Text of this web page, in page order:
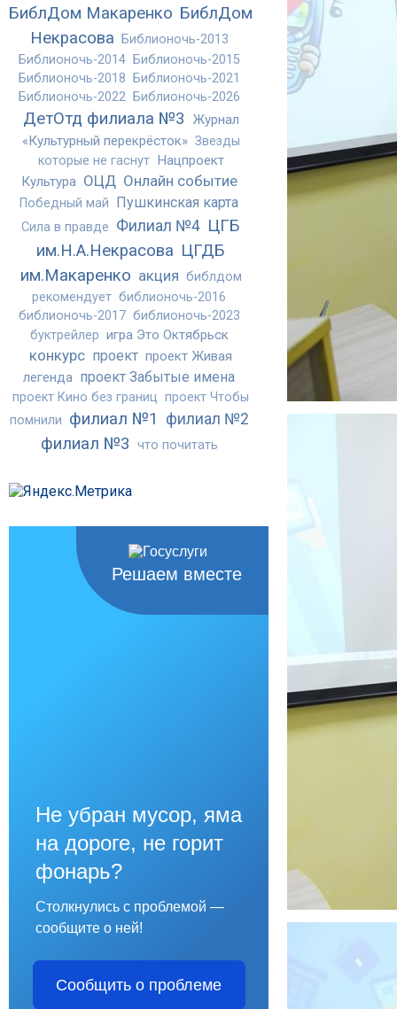
БиблДом Макаренко БиблДом
Некрасова
Библионочь-2013
Библионочь-2014
Библионочь-2015
Библионочь-2018
Библионочь-2021
Библионочь-2022
Библионочь-2026
ДетОтд филиала №3
Журнал
«Культурный перекрёсток» Звезды
которые не гаснут Нацпроект
Культура ОЦД Онлайн событие
Победный май Пушкинская карта
Сила в правде Филиал №4 ЦГБ
им.Н.А.Некрасова ЦГДБ
им.Макаренко акция библдом
рекомендует библионочь-2016
библионочь-2017 библионочь-2023
буктрейлер игра Это Октябрьск
конкурс проект проект Живая
легенда проект Забытые имена
проект Кино без границ проект Чтобы
помнили филиал №1 филиал №2
филиал №3 что почитать
Решаем вместе
Не убран мусор, яма
на дороге, не горит
фонарь?
Столкнулись с проблемой —
сообщите о ней!
Сообщить о проблеме